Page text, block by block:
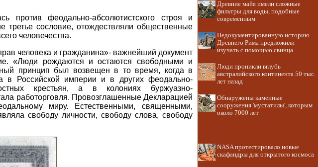
против феодально-абсолютистского строя и
третье сословие, отождествляли общественные
человечества.
человека и гражданина»- важнейший документ
«Люди рождаются и остаются свободными и
принцип был возвещен в то время, когда в
в Российской империи и в других феодально-
крестьян, а в колониях буржуазно-
работорговля. Провозглашенные Декларацией
миру. Естественными, священными,
свободу личности, свободу слова, свободу
Древние майя имели сложные
фильтры для воды, подобные
современным
Недокументированную историю
Древнего Рима предложили
изучать с помощью свинца
Люди проникли вглубь
австралийского континента 50 тыс.
лет назад
Обнаружены каменные
сооружения 'мустатилы', которым
около 7000 лет
NASA протестировало новые
скафандры для открытого космоса